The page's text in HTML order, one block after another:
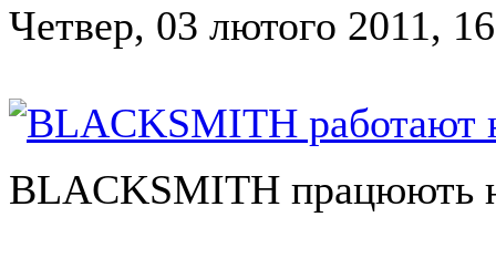
Четвер, 03 лютого 2011,
BLACKSMITH працюють